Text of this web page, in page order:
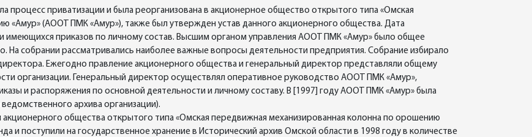
приватизации и была реорганизована в акционерное общество открытого типа «Омская
«Амур» (АООТ ПМК «Амур»), также был утвержден устав данного акционерного общества. Дата
имеющихся приказов по личному состав. Высшим органом управления АООТ ПМК «Амур» было общее
На собрании рассматривались наиболее важные вопросы деятельности предприятия. Собрание избирало
Ежегодно правление акционерного общества и генеральный директор представляли общему
организации. Генеральный директор осуществлял оперативное руководство АООТ ПМК «Амур»,
и распоряжения по основной деятельности и личному составу. В [1997] году АООТ ПМК «Амур» была
архива организации).
общества открытого типа «Омская передвижная механизированная колонна по орошению
и поступили на государственное хранение в Исторический архив Омской области в 1998 году в количестве